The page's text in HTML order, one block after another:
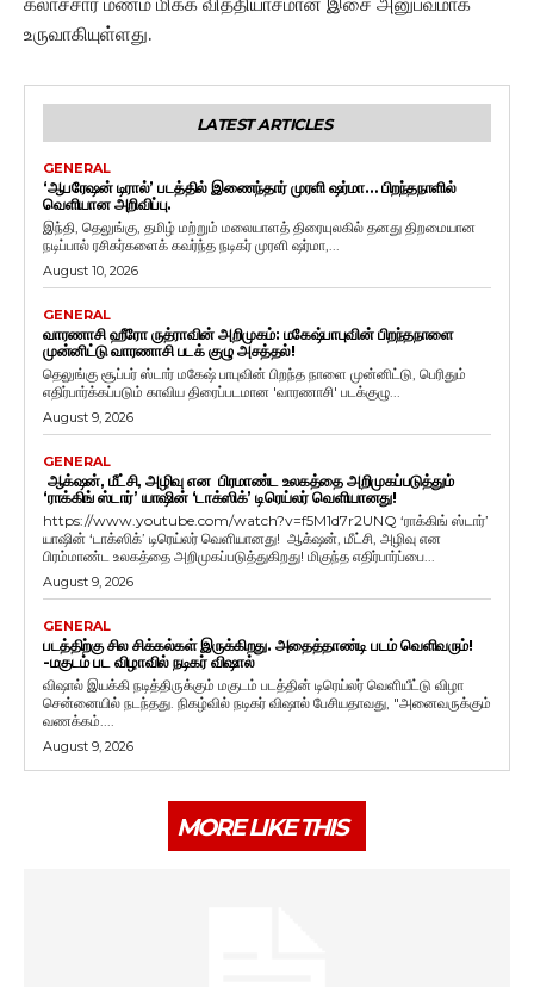
கலாச்சார மணம் மிக்க வித்தியாசமான இசை அனுபவமாக
உருவாகியுள்ளது.
LATEST ARTICLES
GENERAL
‘ஆபரேஷன் டிரால்’ படத்தில் இணைந்தார் முரளி ஷர்மா… பிறந்தநாளில்
வெளியான அறிவிப்பு.
இந்தி, தெலுங்கு, தமிழ் மற்றும் மலையாளத் திரையுலகில் தனது திறமையான
நடிப்பால் ரசிகர்களைக் கவர்ந்த நடிகர் முரளி ஷர்மா,...
August 10, 2026
GENERAL
வாரணாசி ஹீரோ ருத்ராவின் அறிமுகம்: மகேஷ்பாபுவின் பிறந்தநாளை
முன்னிட்டு வாரணாசி படக் குழு அசத்தல்!
தெலுங்கு சூப்பர் ஸ்டார் மகேஷ் பாபுவின் பிறந்த நாளை முன்னிட்டு, பெரிதும்
எதிர்பார்க்கப்படும் காவிய திரைப்படமான 'வாரணாசி' படக்குழு...
August 9, 2026
GENERAL
ஆக்‌ஷன், மீட்சி, அழிவு என பிரமாண்ட உலகத்தை அறிமுகப்படுத்தும்
‘ராக்கிங் ஸ்டார்’ யாஷின் ‘டாக்ஸிக்’ டிரெய்லர் வெளியானது!
https://www.youtube.com/watch?v=f5M1d7r2UNQ ‘ராக்கிங் ஸ்டார்’
யாஷின் ‘டாக்ஸிக்’ டிரெய்லர் வெளியானது! ஆக்‌ஷன், மீட்சி, அழிவு என
பிரம்மாண்ட உலகத்தை அறிமுகப்படுத்துகிறது! மிகுந்த எதிர்பார்ப்பை...
August 9, 2026
GENERAL
படத்திற்கு சில சிக்கல்கள் இருக்கிறது. அதைத்தாண்டி படம் வெளிவரும்!
-மகுடம் பட விழாவில் நடிகர் விஷால்
விஷால் இயக்கி நடித்திருக்கும் மகுடம் படத்தின் டிரெய்லர் வெளியீட்டு விழா
சென்னையில் நடந்தது. நிகழ்வில் நடிகர் விஷால் பேசியதாவது, "அனைவருக்கும்
வணக்கம்....
August 9, 2026
MORE LIKE THIS